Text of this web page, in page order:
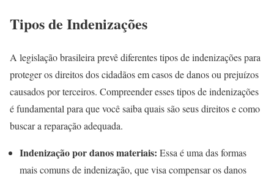
Tipos de Indenizações
A legislação brasileira prevê diferentes tipos de indenizações para
proteger os direitos dos cidadãos em casos de danos ou prejuízos
causados por terceiros. Compreender esses tipos de indenizações
é fundamental para que você saiba quais são seus direitos e como
buscar a reparação adequada.
Indenização por danos materiais: Essa é uma das formas
mais comuns de indenização, que visa compensar os danos